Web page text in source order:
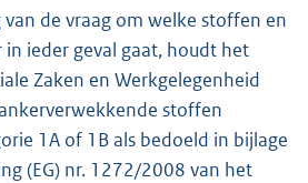
2
,
1
b
de vraag om welke stoffen en
in ieder geval gaat, houdt het
Zaken en Werkgelegenheid
stoffen
1A of 1B als bedoeld in bijlage
(EG) nr. 1272/2008 van het